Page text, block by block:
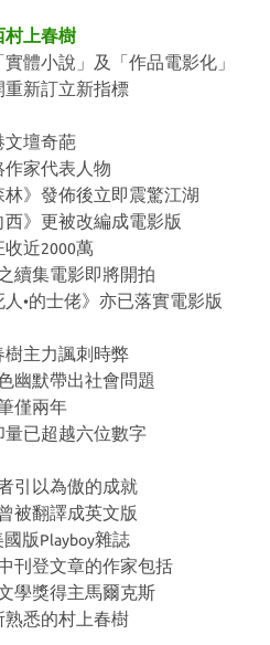
村上春樹
體小說」及「作品電影化」
重新訂立新指標
文壇奇葩
作家代表人物
》發佈後立即震驚江湖
》更被改編成電影版
收近2000萬
續集電影即將開拍
人 •的士佬》亦已落實電影版
樹主力諷刺時弊
幽默帶出社會問題
僅兩年
量已超越六位數字
引以為傲的成就
被翻譯成英文版
版Playboy雜誌
刊登文章的作家包括
學獎得主馬爾克斯
熟悉的村上春樹